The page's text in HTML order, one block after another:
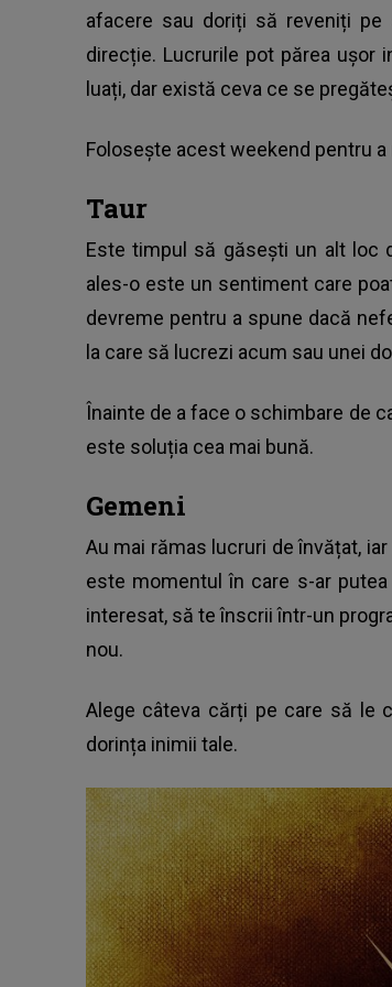
afacere sau doriți să reveniți pe
direcție. Lucrurile pot părea ușor
luați, dar există ceva ce se
Folosește acest weekend pentru
Taur
Este timpul să găsești un alt loc
ales-o este un sentiment care
devreme pentru a spune dacă
la care să lucrezi acum sau unei
Înainte de a face o schimbare de
este soluția cea mai bună.
Gemeni
Au mai rămas lucruri de învățat,
este momentul în care s-ar
interesat, să te înscrii într-un
nou.
Alege câteva cărți pe care să le
dorința inimii tale.